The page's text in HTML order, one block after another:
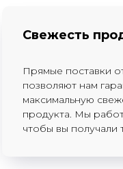
Свежесть
Прямые поставки
позволяют нам
максимальную
продукта. Мы
чтобы вы получали